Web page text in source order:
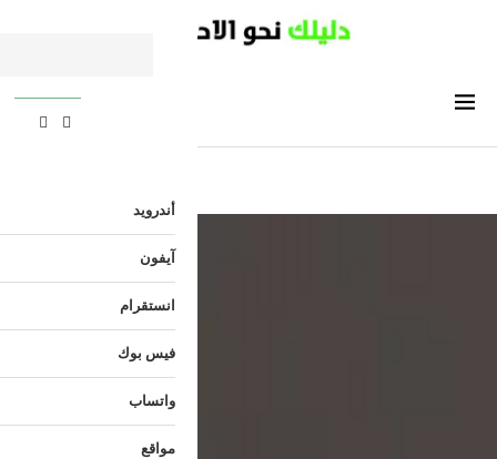
أندرويد
آيفون
انستقرام
فيس بوك
واتساب
مواقع